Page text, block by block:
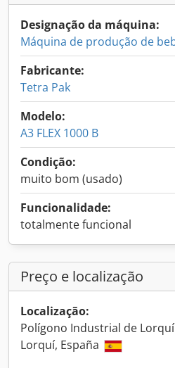
Designação da máquina:
Máquina de produção de
Fabricante:
Tetra Pak
Modelo:
A3 FLEX 1000 B
Condição:
muito bom (usado)
Funcionalidade:
totalmente funcional
Preço e localização
Localização:
Polígono Industrial de
Lorquí, España